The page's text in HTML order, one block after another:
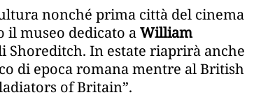
nonché prima città del cinema
il museo dedicato aWilliam
Shoreditch. In estate riaprirà anche
di epoca romana mentre al British
of Britain”.